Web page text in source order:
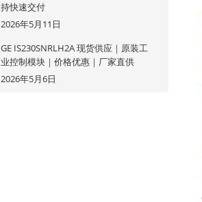
持快速交付
2026年5月11日
GE IS230SNRLH2A 现货供应｜原装工
业控制模块｜价格优惠｜厂家直供
2026年5月6日